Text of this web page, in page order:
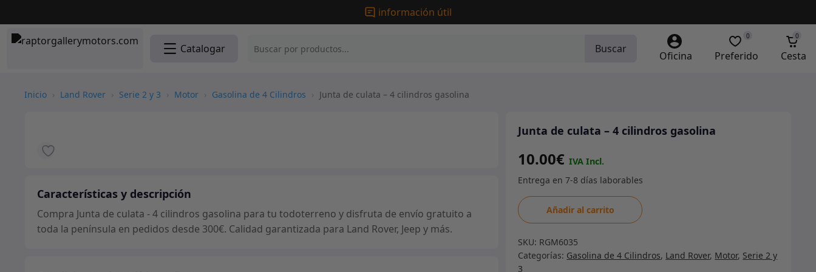
información útil
Catalogar Buscar
Oficina Preferido
0
Cesta
0
Inicio › Land Rover › Serie 2 y 3 › Motor › Gasolina de 4 Cilindros › Junta de culata – 4 cilindros gasolina
Características y descripción
Compra Junta de culata - 4 cilindros gasolina para tu todoterreno y disfruta de envío gratuito a
toda la península en pedidos desde 300€. Calidad garantizada para Land Rover, Jeep y más.
Junta de culata – 4 cilindros gasolina
10.00€
Junta
de
-
4
Añadir al carrito
SKU: RGM6035
Categorías: Gasolina de 4 Cilindros, Land Rover, Motor, Serie 2 y
3